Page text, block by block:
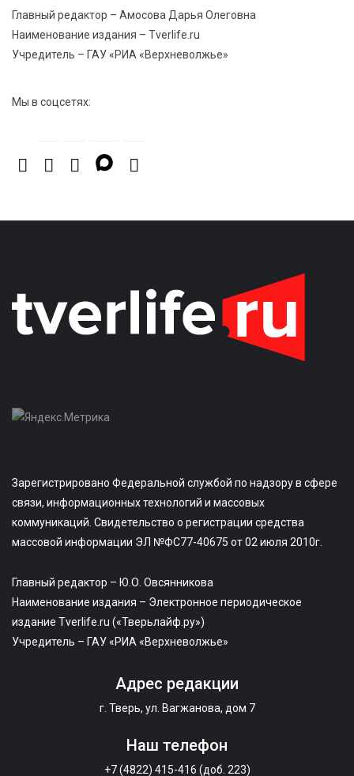
Виталий Королев поздравил ветерана из Твери со
100-летием
Главный редактор – Амосова Дарья Олеговна
Наименование издания – Tverlife.ru
Учредитель – ГАУ «РИА «Верхневолжье»
Мы в соцсетях:
Зарегистрировано Федеральной службой по надзору в сфере
связи, информационных технологий и массовых
коммуникаций. Свидетельство о регистрации средства
массовой информации ЭЛ №ФС77-40675 от 02 июля 2010г.
Главный редактор – Ю.О. Овсянникова
Наименование издания – Электронное периодическое
издание Tverlife.ru («Тверьлайф.ру»)
Учредитель – ГАУ «РИА «Верхневолжье»
Адрес редакции
г. Тверь, ул. Вагжанова, дом 7
Наш телефон
+7 (4822) 415-416 (доб. 223)